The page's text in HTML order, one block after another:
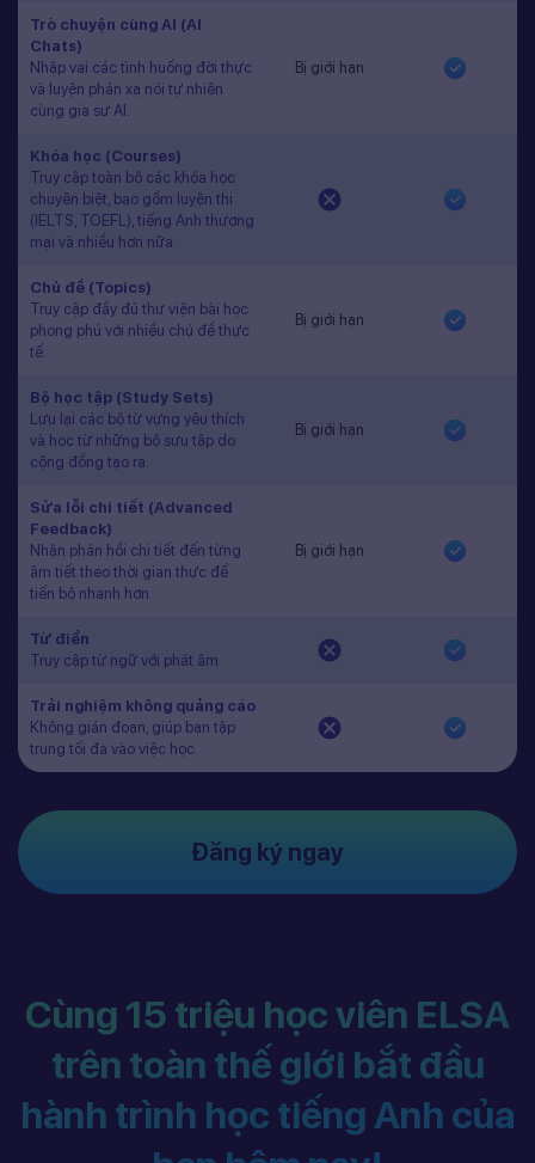
Trò chuyện cùng AI (AI
Chats)
Nhập vai các tình huống đời thực
và luyện phản xạ nói tự nhiên
cùng gia sư AI.
Bị giới hạn
Khóa học (Courses)
Truy cập toàn bộ các khóa học
chuyên biệt, bao gồm luyện thi
(IELTS, TOEFL), tiếng Anh thương
mại và nhiều hơn nữa.
Chủ đề (Topics)
Truy cập đầy đủ thư viện bài học
phong phú với nhiều chủ đề thực
tế.
Bị giới hạn
Bộ học tập (Study Sets)
Lưu lại các bộ từ vựng yêu thích
và học từ những bộ sưu tập do
cộng đồng tạo ra.
Bị giới hạn
Sửa lỗi chi tiết (Advanced
Feedback)
Nhận phản hồi chi tiết đến từng
âm tiết theo thời gian thực để
tiến bộ nhanh hơn.
Bị giới hạn
Từ điển
Truy cập từ ngữ với phát âm
Trải nghiệm không quảng cáo
Không gián đoạn, giúp bạn tập
trung tối đa vào việc học.
Đăng ký ngay
Cùng 15 triệu học viên ELSA
trên toàn thế giới bắt đầu
hành trình học tiếng Anh của